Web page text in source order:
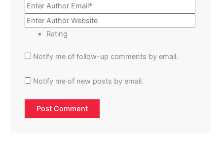
Rating
Notify me of follow-up comments by email.
Notify me of new posts by email.